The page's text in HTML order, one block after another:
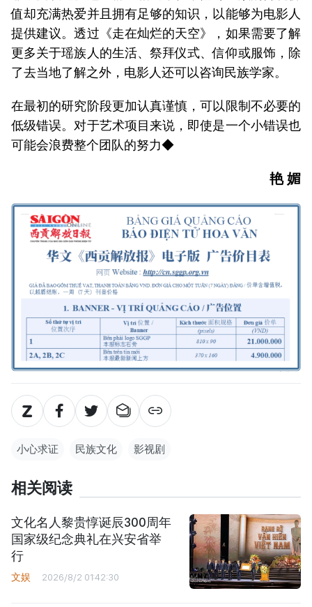
值却充满热爱并且拥有足够的知识，以能够为电影人
提供建议。透过《走在灿烂的天空》，如果需要了解
更多关于瑶族人的生活、祭拜仪式、信仰或服饰，除
了去当地了解之外，电影人还可以咨询民族学家。
在最初的研究阶段更加认真谨慎，可以限制不必要的
低级错误。对于艺术项目来说，即使是一个小错误也
可能会浪费整个团队的努力◆
艳 媚
小心求证 民族文化 影视剧
相关阅读
文化名人黎贵惇诞辰300周年
国家级纪念典礼在兴安省举
行
文娱 2026/8/2 01:42:30